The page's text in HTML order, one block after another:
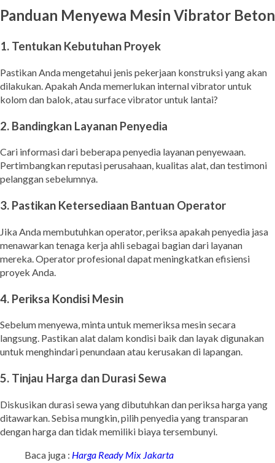
Panduan Menyewa Mesin Vibrator Beton
1. Tentukan Kebutuhan Proyek
Pastikan Anda mengetahui jenis pekerjaan konstruksi yang akan
dilakukan. Apakah Anda memerlukan internal vibrator untuk
kolom dan balok, atau surface vibrator untuk lantai?
2. Bandingkan Layanan Penyedia
Cari informasi dari beberapa penyedia layanan penyewaan.
Pertimbangkan reputasi perusahaan, kualitas alat, dan testimoni
pelanggan sebelumnya.
3. Pastikan Ketersediaan Bantuan Operator
Jika Anda membutuhkan operator, periksa apakah penyedia jasa
menawarkan tenaga kerja ahli sebagai bagian dari layanan
mereka. Operator profesional dapat meningkatkan efisiensi
proyek Anda.
4. Periksa Kondisi Mesin
Sebelum menyewa, minta untuk memeriksa mesin secara
langsung. Pastikan alat dalam kondisi baik dan layak digunakan
untuk menghindari penundaan atau kerusakan di lapangan.
5. Tinjau Harga dan Durasi Sewa
Diskusikan durasi sewa yang dibutuhkan dan periksa harga yang
ditawarkan. Sebisa mungkin, pilih penyedia yang transparan
dengan harga dan tidak memiliki biaya tersembunyi.
Baca juga : Harga Ready Mix Jakarta